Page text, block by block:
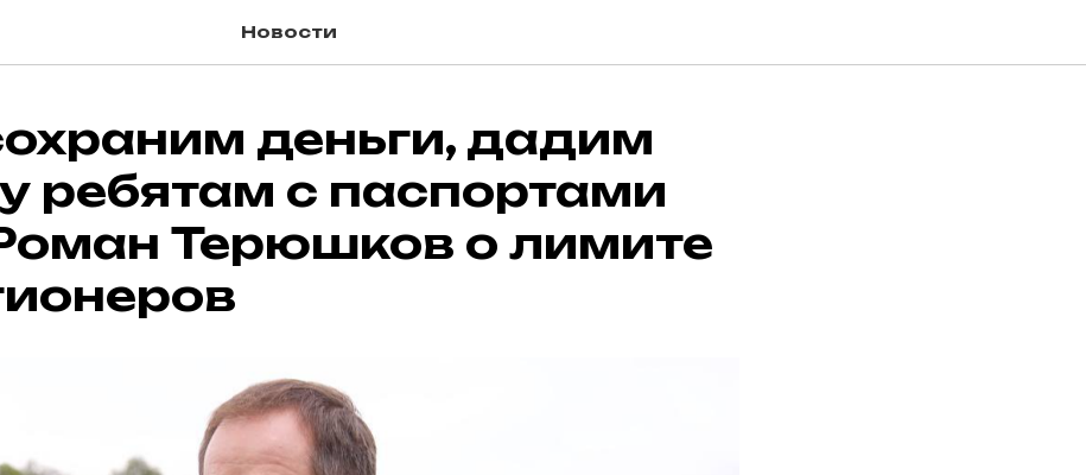
Новости
деньги, дадим
ребятам с паспортами
Терюшков о лимите